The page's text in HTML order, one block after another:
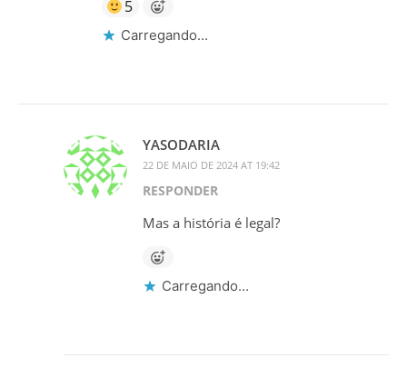
5
Carregando...
YASODARIA
22 DE MAIO DE 2024 AT 19:42
RESPONDER
Mas a história é legal?
Carregando...